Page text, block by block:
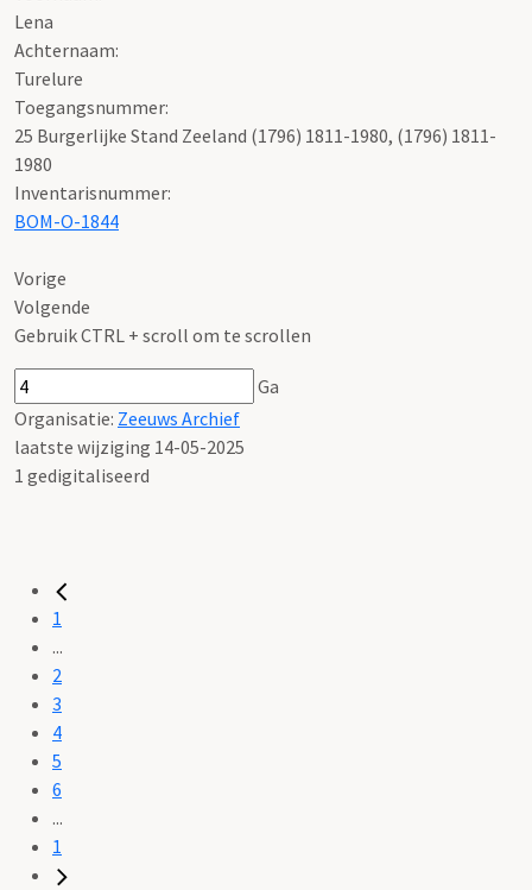
Lena
Achternaam:
Turelure
Toegangsnummer:
25 Burgerlijke Stand Zeeland (1796) 1811-1980, (1796) 1811-
1980
Inventarisnummer:
BOM-O-1844
Vorige
Volgende
Gebruik CTRL + scroll om te scrollen
Ga
Organisatie: Zeeuws Archief
laatste wijziging 14-05-2025
1 gedigitaliseerd
1
...
2
3
4
5
6
...
1